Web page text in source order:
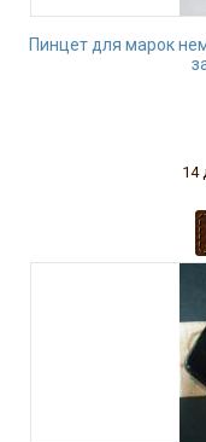
Пинцет для марок
14